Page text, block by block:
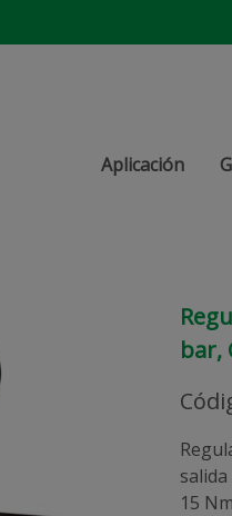
Aplicación
bar,
15